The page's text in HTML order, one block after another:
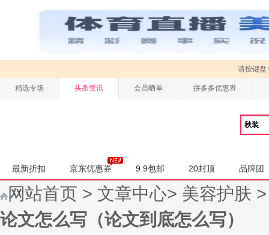
请按键盘
精选专场 头条资讯 会员晒单 拼多多优惠券
最新折扣 京东优惠券 9.9包邮 20封顶 品牌团
网站首页 > 文章中心> 美容护肤
论文怎么写（论文到底怎么写）